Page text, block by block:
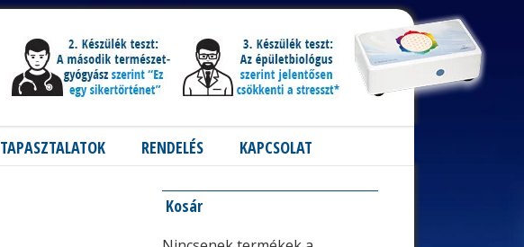
TAPASZTALATOK RENDELÉS KAPCSOLAT
Kosár